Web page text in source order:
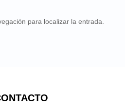
para localizar la entrada.